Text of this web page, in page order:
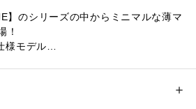
】のシリーズの中からミニマルな薄マ
！
様モデル
フに持てるオンオフ兼用ソフトトート